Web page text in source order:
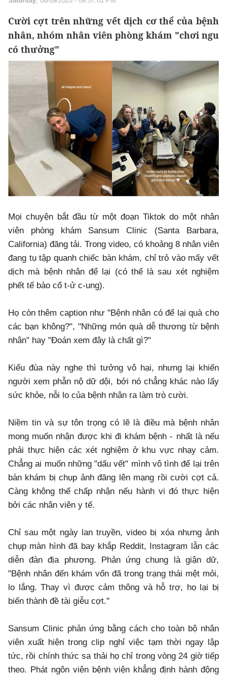
Cười cợt trên những vết dịch cơ thể của bệnh
nhân, nhóm nhân viên phòng khám "chơi ngu
có thưởng"
Mọi chuyện bắt đầu từ một đoạn Tiktok do một nhân
viên phòng khám Sansum Clinic (Santa Barbara,
California) đăng tải. Trong video, có khoảng 8 nhân viên
đang tụ tập quanh chiếc bàn khám, chỉ trỏ vào mấy vết
dịch mà bệnh nhân để lại (có thể là sau xét nghiệm
phết tế bào cổ t-ử c-ung).
Họ còn thêm caption như "Bệnh nhân có để lại quà cho
các bạn không?", "Những món quà dễ thương từ bệnh
nhân" hay "Đoán xem đây là chất gì?"
Kiểu đùa này nghe thì tưởng vô hại, nhưng lại khiến
người xem phẫn nộ dữ dội, bởi nó chẳng khác nào lấy
sức khỏe, nỗi lo của bệnh nhân ra làm trò cười.
Niềm tin và sự tôn trọng có lẽ là điều mà bệnh nhân
mong muốn nhận được khi đi khám bệnh - nhất là nếu
phải thực hiện các xét nghiệm ở khu vực nhạy cảm.
Chẳng ai muốn những "dấu vết" mình vô tình để lại trên
bàn khám bị chụp ảnh đăng lên mạng rồi cười cợt cả.
Càng không thể chấp nhận nếu hành vi đó thực hiện
bởi các nhân viên y tế.
Chỉ sau một ngày lan truyền, video bị xóa nhưng ảnh
chụp màn hình đã bay khắp Reddit, Instagram lẫn các
diễn đàn địa phương. Phản ứng chung là giận dữ,
"Bệnh nhân đến khám vốn đã trong trạng thái mệt mỏi,
lo lắng. Thay vì được cảm thông và hỗ trợ, họ lại bị
biến thành đề tài giễu cợt."
Sansum Clinic phản ứng bằng cách cho toàn bộ nhân
viên xuất hiện trong clip nghỉ việc tạm thời ngay lập
tức, rồi chính thức sa thải họ chỉ trong vòng 24 giờ tiếp
theo. Phát ngôn viên bệnh viện khẳng định hành động